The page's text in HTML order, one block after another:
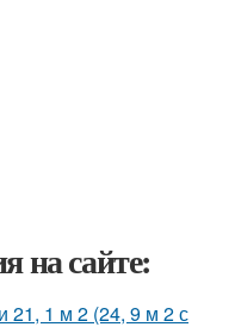
на сайте:
21, 1 м 2 (24, 9 м 2 с